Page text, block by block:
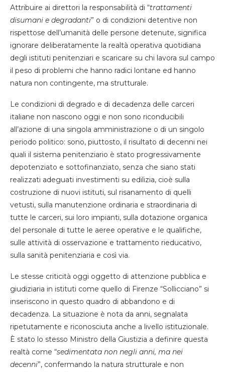
Attribuire ai direttori la responsabilità di “trattamenti
disumani e degradanti” o di condizioni detentive non
rispettose dell’umanità delle persone detenute, significa
ignorare deliberatamente la realtà operativa quotidiana
degli istituti penitenziari e scaricare su chi lavora sul campo
il peso di problemi che hanno radici lontane ed hanno
natura non contingente, ma strutturale.
Le condizioni di degrado e di decadenza delle carceri
italiane non nascono oggi e non sono riconducibili
all’azione di una singola amministrazione o di un singolo
periodo politico: sono, piuttosto, il risultato di decenni nei
quali il sistema penitenziario è stato progressivamente
depotenziato e sottofinanziato, senza che siano stati
realizzati adeguati investimenti su edilizia, cioè sulla
costruzione di nuovi istituti, sul risanamento di quelli
vetusti, sulla manutenzione ordinaria e straordinaria di
tutte le carceri, sui loro impianti, sulla dotazione organica
del personale di tutte le aeree operative e le qualifiche,
sulle attività di osservazione e trattamento rieducativo,
sulla sanità penitenziaria e così via.
Le stesse criticità oggi oggetto di attenzione pubblica e
giudiziaria in istituti come quello di Firenze “Sollicciano” si
inseriscono in questo quadro di abbandono e di
decadenza. La situazione è nota da anni, segnalata
ripetutamente e riconosciuta anche a livello istituzionale.
È stato lo stesso Ministro della Giustizia a definire questa
realtà come “sedimentata non negli anni, ma nei
decenni”, confermando la natura strutturale e non